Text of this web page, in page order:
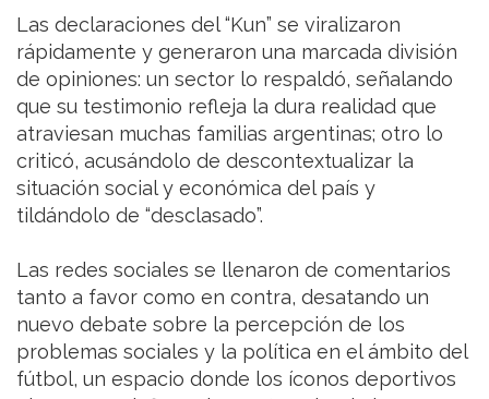
Las declaraciones del “Kun” se viralizaron
rápidamente y generaron una marcada división
de opiniones: un sector lo respaldó, señalando
que su testimonio refleja la dura realidad que
atraviesan muchas familias argentinas; otro lo
criticó, acusándolo de descontextualizar la
situación social y económica del país y
tildándolo de “desclasado”.
Las redes sociales se llenaron de comentarios
tanto a favor como en contra, desatando un
nuevo debate sobre la percepción de los
problemas sociales y la política en el ámbito del
fútbol, un espacio donde los íconos deportivos